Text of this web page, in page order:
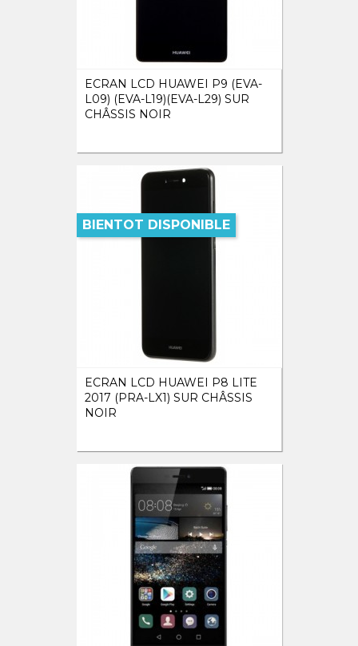
ECRAN LCD HUAWEI P9 (EVA-
L09) (EVA-L19)(EVA-L29) SUR
CHÂSSIS NOIR
ECRAN LCD HUAWEI P8 LITE
2017 (PRA-LX1) SUR CHÂSSIS
NOIR
BIENTOT DISPONIBLE